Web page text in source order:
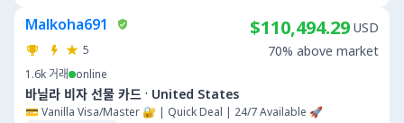
Malkoha691
5
1.6k 거래 online
바닐라 비자 선물 카드 · United States
💳 Vanilla Visa/Master 🔐 | Quick Deal | 24/7 Available 🚀
$110,494.29 USD
70% above market